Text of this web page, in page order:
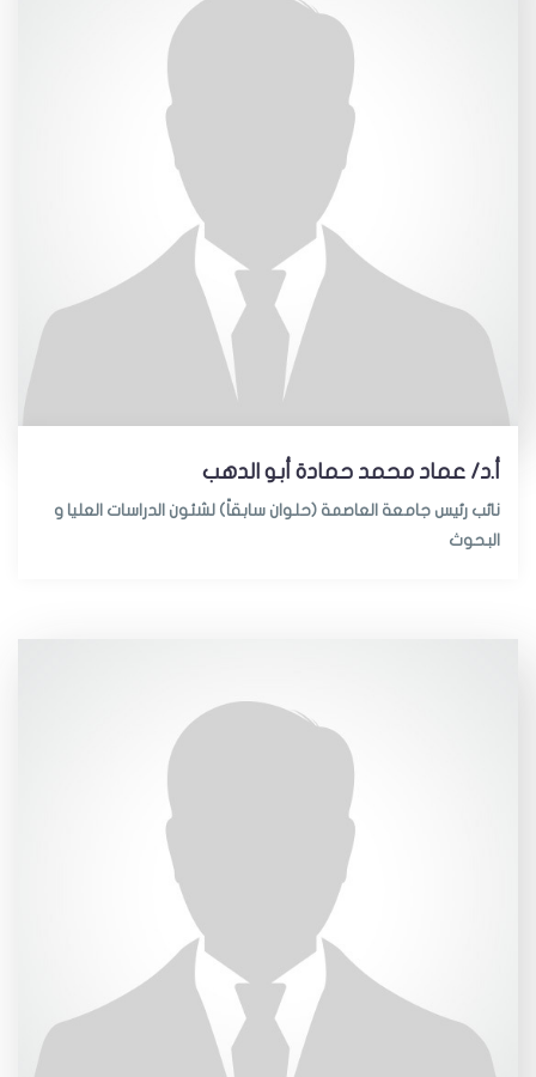
أ.د/ عماد محمد حمادة أبو الدهب
نائب رئيس جامعة العاصمة (حلوان سابقاً) لشئون الدراسات العليا و
البحوث